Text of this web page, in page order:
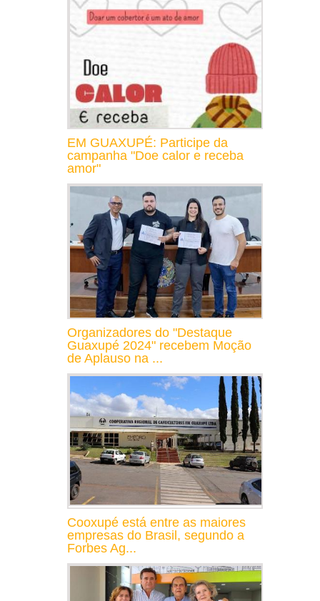
EM GUAXUPÉ: Participe da
campanha "Doe calor e receba
amor"
Organizadores do "Destaque
Guaxupé 2024" recebem Moção
de Aplauso na ...
Cooxupé está entre as maiores
empresas do Brasil, segundo a
Forbes Ag...